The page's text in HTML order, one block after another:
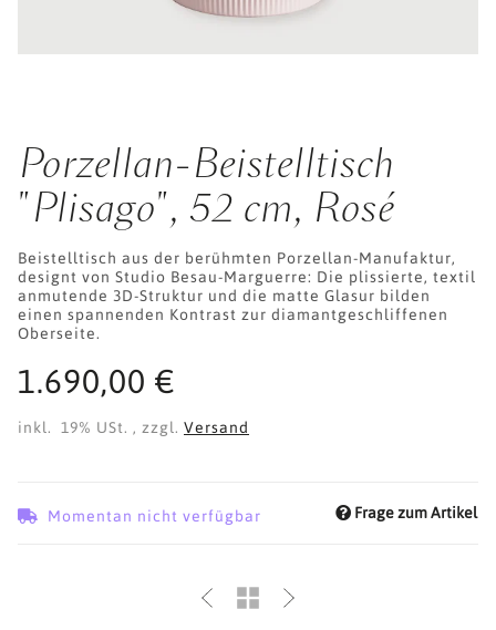
Porzellan-Beistelltisch
"Plisago", 52 cm, Rosé
Beistelltisch aus der berühmten Porzellan-Manufaktur,
designt von Studio Besau-Marguerre: Die plissierte, textil
anmutende 3D-Struktur und die matte Glasur bilden
einen spannenden Kontrast zur diamantgeschliffenen
Oberseite.
1.690,00 €
inkl. 19% USt. , zzgl. Versand
Momentan nicht verfügbar Frage zum Artikel